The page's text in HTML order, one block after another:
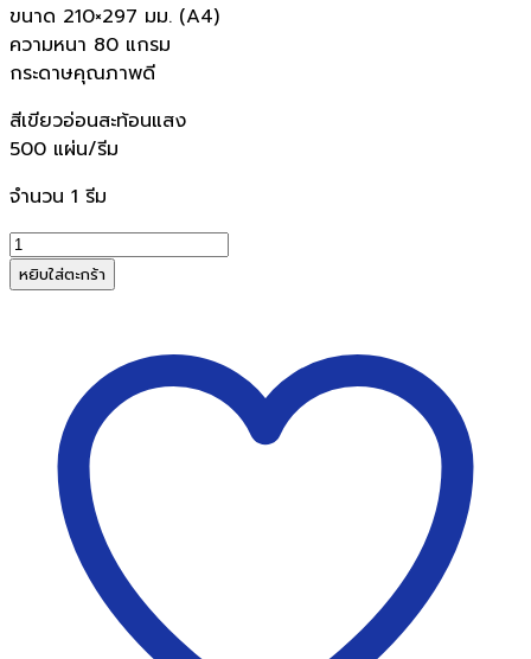
was:
฿310.00.
is:
฿295.00.
ขนาด 210×297 มม. (A4)
ความหนา 80 แกรม
กระดาษคุณภาพดี
สีเขียวอ่อนสะท้อนแสง
500 แผ่น/รีม
จำนวน 1 รีม
จำนวน
กระดาษ
ถ่าย
หยิบใส่ตะกร้า